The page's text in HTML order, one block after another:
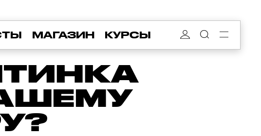
МАГАЗИН КУРСЫ